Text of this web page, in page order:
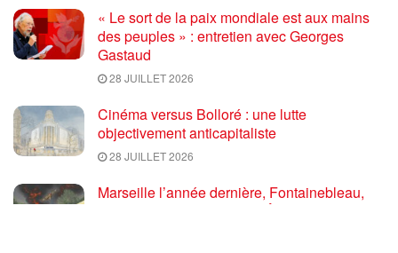
« Le sort de la paix mondiale est aux mains
des peuples » : entretien avec Georges
Gastaud
28 JUILLET 2026
Cinéma versus Bolloré : une lutte
objectivement anticapitaliste
28 JUILLET 2026
Marseille l’année dernière, Fontainebleau,
Arcachon, la Drôme et les Écrins cette année